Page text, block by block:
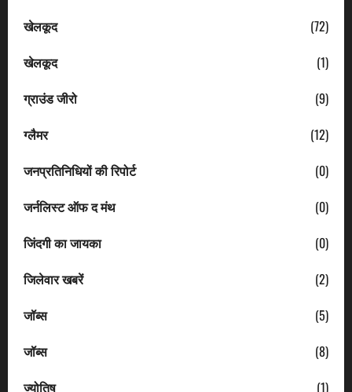
खेलकूद
(72)
खेलकूद
(1)
ग्राउंड जीरो
(9)
ग्लैमर
(12)
जनप्रतिनिधियों की रिपोर्ट
(0)
जर्नलिस्ट ऑफ द मंथ
(0)
जिंदगी का जायका
(0)
जिलेवार खबरें
(2)
जॉब्स
(5)
जॉब्स
(8)
ज्योतिष
(1)